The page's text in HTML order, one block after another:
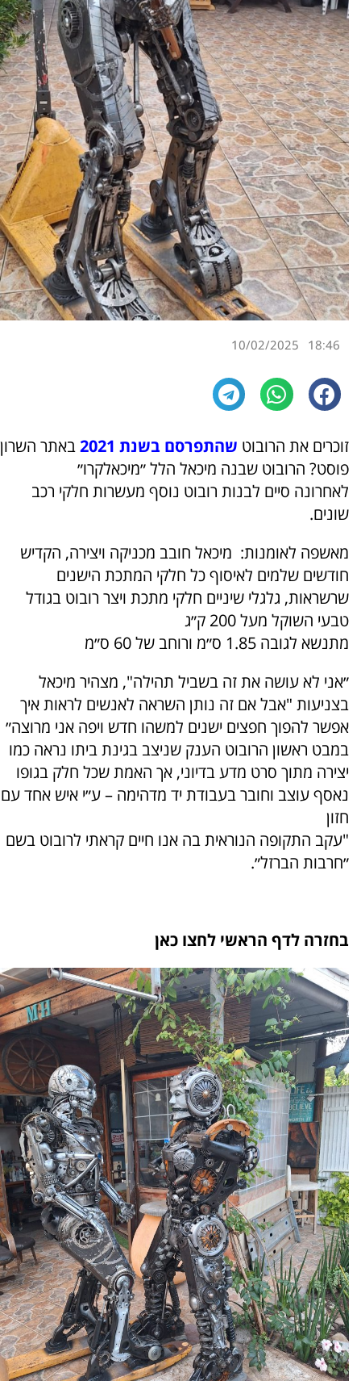
18:46
10/02/2025
זוכרים את הרובוט שהתפרסם בשנת 2021
באתר השרון
פוסט? הרובוט שבנה מיכאל הלל ״מיכאלקרו״
לאחרונה סיים לבנות רובוט נוסף מעשרות חלקי רכב
שונים.
מאשפה לאומנות: מיכאל חובב מכניקה ויצירה, הקדיש
חודשים שלמים לאיסוף כל חלקי המתכת הישנים
שרשראות, גלגלי שיניים חלקי מתכת ויצר רובוט בגודל
טבעי השוקל מעל 200 ק״ג
מתנשא לגובה 1.85 ס״מ ורוחב של 60 ס״מ
״אני לא עושה את זה בשביל תהילה", מצהיר מיכאל
בצניעות "אבל אם זה נותן השראה לאנשים לראות איך
אפשר להפוך חפצים ישנים למשהו חדש ויפה אני מרוצה״
במבט ראשון הרובוט הענק שניצב בגינת ביתו נראה כמו
יצירה מתוך סרט מדע בדיוני, אך האמת שכל חלק בגופו
נאסף עוצב וחובר בעבודת יד מדהימה – ע״י איש אחד עם
חזון
"עקב התקופה הנוראית בה אנו חיים קראתי לרובוט בשם
״חרבות הברזל״.
בחזרה לדף הראשי לחצו כאן